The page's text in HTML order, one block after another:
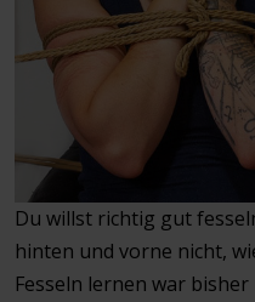
Du willst richtig gut
hinten und vorne nicht,
Fesseln lernen war